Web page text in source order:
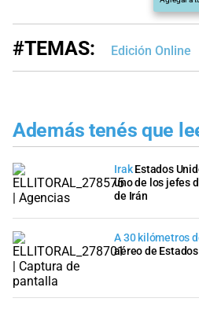
#TEMAS: Edición Online
Además tenés que
Irak Estados
uno de los jefes
de Irán
A 30 kilómetros
aéreo de